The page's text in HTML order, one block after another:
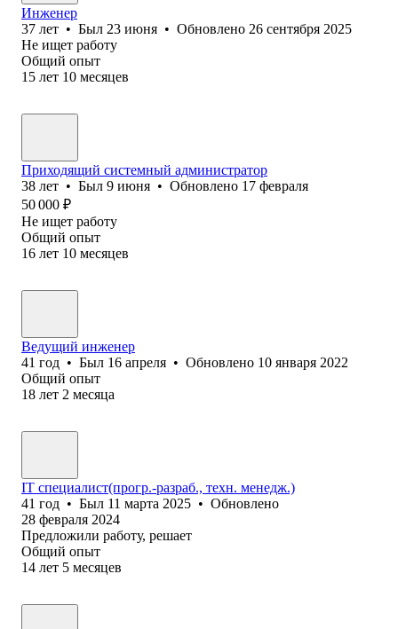
Инженер
37 лет • Был 23 июня • Обновлено 26 сентября 2025
Не ищет работу
Общий опыт
15 лет 10 месяцев
Приходящий системный администратор
38 лет • Был 9 июня • Обновлено 17 февраля
50 000 ₽
Не ищет работу
Общий опыт
16 лет 10 месяцев
Ведущий инженер
41 год • Был 16 апреля • Обновлено 10 января 2022
Общий опыт
18 лет 2 месяца
IT специалист(прогр.-разраб., техн. менедж.)
41 год • Был 11 марта 2025 • Обновлено
28 февраля 2024
Предложили работу, решает
Общий опыт
14 лет 5 месяцев